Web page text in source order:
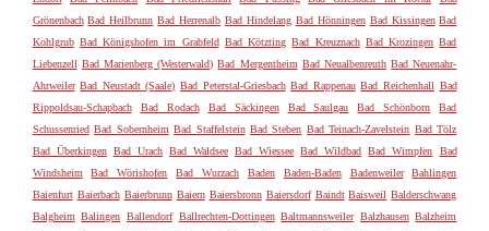
Grönenbach Bad Heilbrunn Bad Herrenalb Bad Hindelang Bad Hönningen Bad Kissingen Bad
Kohlgrub Bad Königshofen im Grabfeld Bad Kötzting Bad Kreuznach Bad Krozingen Bad
Liebenzell Bad Marienberg (Westerwald) Bad Mergentheim Bad Neualbenreuth Bad Neuenahr-
Ahrweiler Bad Neustadt (Saale) Bad Peterstal-Griesbach Bad Rappenau Bad Reichenhall Bad
Rippoldsau-Schapbach
Bad Rodach Bad Säckingen Bad Saulgau Bad Schönborn
Bad
Schussenried Bad Sobernheim Bad Staffelstein Bad Steben Bad Teinach-Zavelstein Bad Tölz
Bad Überkingen Bad Urach Bad Waldsee Bad Wiessee Bad Wildbad Bad Wimpfen
Bad
Windsheim
Bad Wörishofen Bad Wurzach Baden Baden-Baden Badenweiler
Bahlingen
Baienfurt Baierbach Baierbrunn Baiern Baiersbronn Baiersdorf Baindt Baisweil Balderschwang
Balgheim Balingen Ballendorf Ballrechten-Dottingen Baltmannsweiler Balzhausen Balzheim